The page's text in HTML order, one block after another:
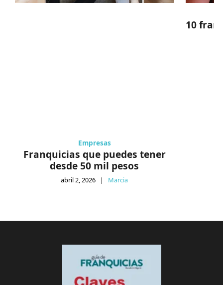
Empresas
Franquicias que puedes tener
desde 50 mil pesos
abril 2, 2026 | Marcia
10